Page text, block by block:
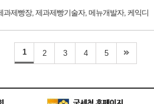
과제빵장, 제과제빵기술자, 메뉴개발자, 케익디
1 2 3 4 5